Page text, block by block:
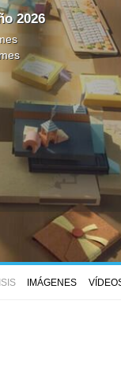
2026
IMÁGENES